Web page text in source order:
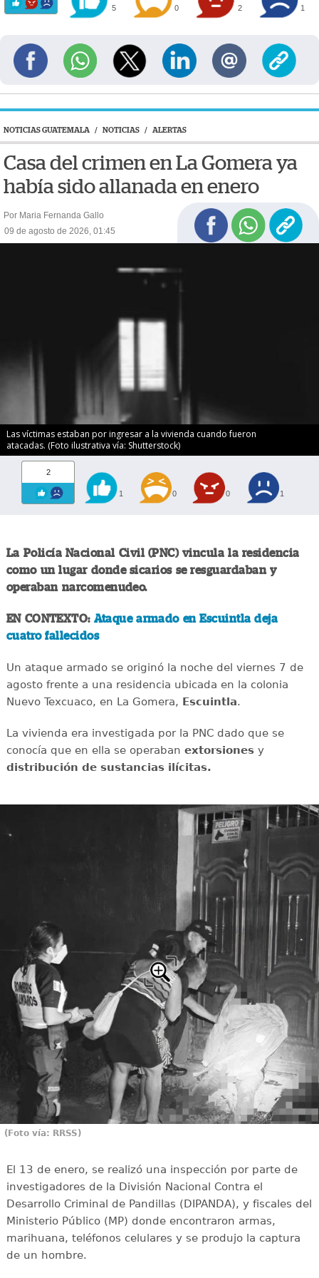
5 0 2 1
NOTICIAS GUATEMALA / NOTICIAS / ALERTAS
Casa del crimen en La Gomera ya
había sido allanada en enero
Por Maria Fernanda Gallo
09 de agosto de 2026, 01:45
Las víctimas estaban por ingresar a la vivienda cuando fueron
atacadas. (Foto ilustrativa vía: Shutterstock)
2
1 0 0 1
La Policía Nacional Civil (PNC) vincula la residencia
como un lugar donde sicarios se resguardaban y
operaban narcomenudeo.
EN CONTEXTO: Ataque armado en Escuintla deja
cuatro fallecidos
Un ataque armado se originó la noche del viernes 7 de
agosto frente a una residencia ubicada en la colonia
Nuevo Texcuaco, en La Gomera, Escuintla.
La vivienda era investigada por la PNC dado que se
conocía que en ella se operaban extorsionesy
distribución de sustancias ilícitas.
(Foto vía: RRSS)
El 13 de enero, se realizó una inspección por parte de
investigadores de la División Nacional Contra el
Desarrollo Criminal de Pandillas (DIPANDA), y fiscales del
Ministerio Público (MP) donde encontraron armas,
marihuana, teléfonos celulares y se produjo la captura
de un hombre.